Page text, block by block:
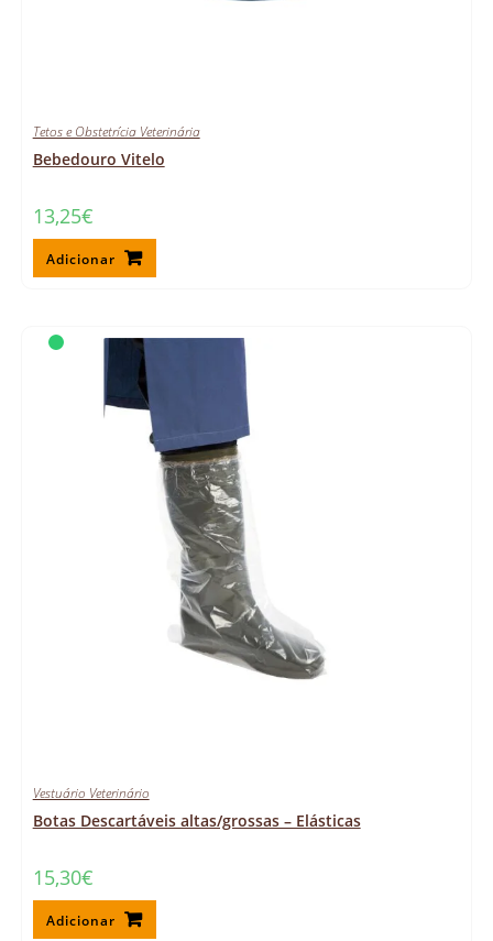
Tetos e Obstetrícia Veterinária
Bebedouro Vitelo
13,25€
Adicionar
Vestuário Veterinário
Botas Descartáveis altas/grossas – Elásticas
15,30€
Adicionar